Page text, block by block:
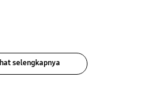
selengkapnya